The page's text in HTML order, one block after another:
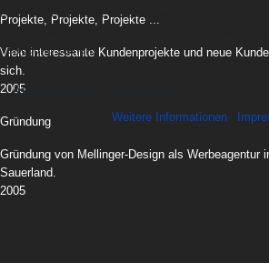
Projekte, Projekte, Projekte ...
Viele interessante Kundenprojekte und neue
sich.
2005
Gründung
Gründung von Mellinger-Design als Werbeagentur
Sauerland.
2005
entscheiden, ob Sie die Cookies zulassen
Verfügung stehen.
Akzeptieren
Weitere Informationen|